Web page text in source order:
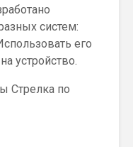
систем:
его
устройство.